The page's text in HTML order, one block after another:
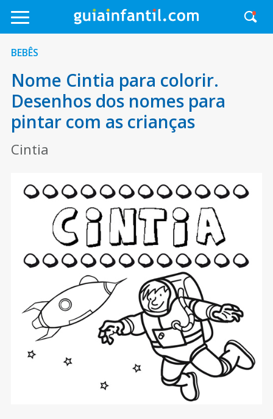
BEBÊS
Nome Cintia para colorir.
Desenhos dos nomes para
pintar com as crianças
Cintia